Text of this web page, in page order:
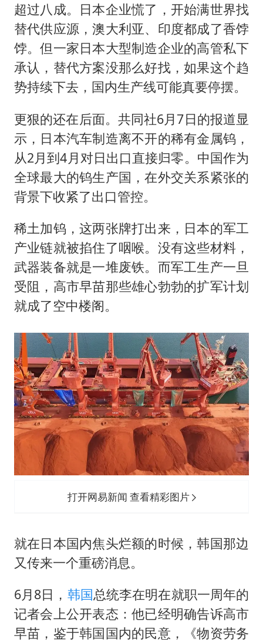
超过八成。日本企业慌了，开始满世界找
替代供应源，澳大利亚、印度都成了香饽
饽。但一家日本大型制造企业的高管私下
承认，替代方案没那么好找，如果这个趋
势持续下去，国内生产线可能真要停摆。
更狠的还在后面。共同社6月7日的报道显
示，日本汽车制造离不开的稀有金属钨，
从2月到4月对日出口直接归零。中国作为
全球最大的钨生产国，在外交关系紧张的
背景下收紧了出口管控。
稀土加钨，这两张牌打出来，日本的军工
产业链就被掐住了咽喉。没有这些材料，
武器装备就是一堆废铁。而军工生产一旦
受阻，高市早苗那些雄心勃勃的扩军计划
就成了空中楼阁。
打开网易新闻 查看精彩图片
就在日本国内焦头烂额的时候，韩国那边
又传来一个重磅消息。
6月8日， 韩国总统李在明在就职一周年的
记者会上公开表态：他已经明确告诉高市
早苗，鉴于韩国国内的民意，《物资劳务